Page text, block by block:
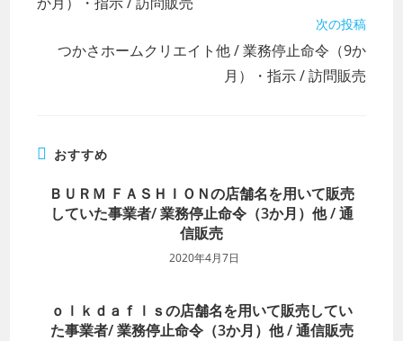
次の投稿
つかさホームクリエイト他 / 業務停止命令（9か
月）・指示 / 訪問販売
おすすめ
ＢＵＲＭ ＦＡＳＨＩＯＮの店舗名を用いて販売
していた事業者/ 業務停止命令（3か月）他 / 通
信販売
2020年4月7日
ｏｌｋｄａｆｌｓの店舗名を用いて販売してい
た事業者/ 業務停止命令（3か月）他 / 通信販売